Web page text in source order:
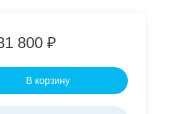
800 ₽
В корзину